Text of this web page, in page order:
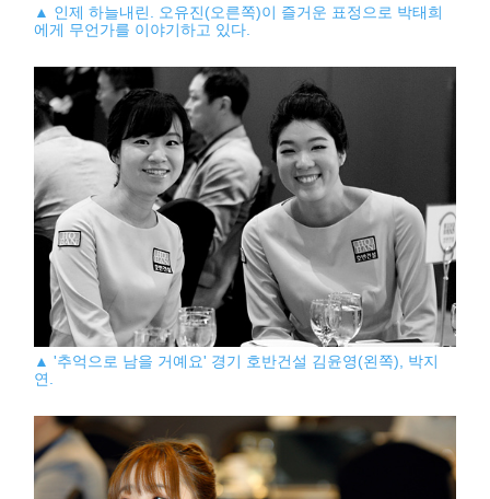
▲ 인제 하늘내린. 오유진(오른쪽)이 즐거운 표정으로 박태희
에게 무언가를 이야기하고 있다.
▲ '추억으로 남을 거예요' 경기 호반건설 김윤영(왼쪽), 박지
연.